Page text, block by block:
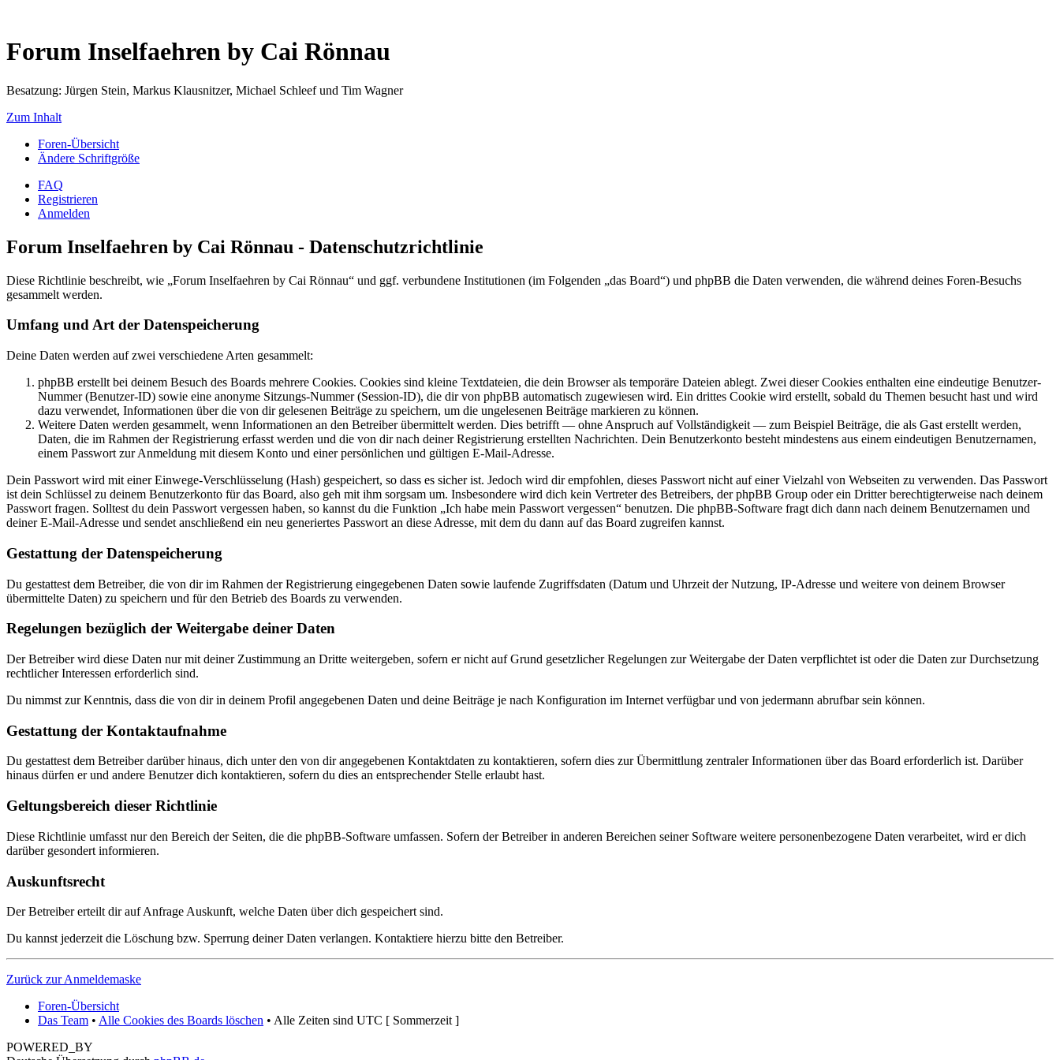
Forum Inselfaehren by Cai Rönnau
Besatzung: Jürgen Stein, Markus Klausnitzer, Michael Schleef und Tim Wagner
Zum Inhalt
Foren-Übersicht
Ändere Schriftgröße
FAQ
Registrieren
Anmelden
Forum Inselfaehren by Cai Rönnau - Datenschutzrichtlinie
Diese Richtlinie beschreibt, wie „Forum Inselfaehren by Cai Rönnau“ und ggf. verbundene Institutionen (im Folgenden „das Board“) und phpBB die Daten verwenden, die während deines Foren-Besuchs
gesammelt werden.
Umfang und Art der Datenspeicherung
Deine Daten werden auf zwei verschiedene Arten gesammelt:
phpBB erstellt bei deinem Besuch des Boards mehrere Cookies. Cookies sind kleine Textdateien, die dein Browser als temporäre Dateien ablegt. Zwei dieser Cookies enthalten eine eindeutige Benutzer-
Nummer (Benutzer-ID) sowie eine anonyme Sitzungs-Nummer (Session-ID), die dir von phpBB automatisch zugewiesen wird. Ein drittes Cookie wird erstellt, sobald du Themen besucht hast und wird
dazu verwendet, Informationen über die von dir gelesenen Beiträge zu speichern, um die ungelesenen Beiträge markieren zu können.
Weitere Daten werden gesammelt, wenn Informationen an den Betreiber übermittelt werden. Dies betrifft — ohne Anspruch auf Vollständigkeit — zum Beispiel Beiträge, die als Gast erstellt werden,
Daten, die im Rahmen der Registrierung erfasst werden und die von dir nach deiner Registrierung erstellten Nachrichten. Dein Benutzerkonto besteht mindestens aus einem eindeutigen Benutzernamen,
einem Passwort zur Anmeldung mit diesem Konto und einer persönlichen und gültigen E-Mail-Adresse.
Dein Passwort wird mit einer Einwege-Verschlüsselung (Hash) gespeichert, so dass es sicher ist. Jedoch wird dir empfohlen, dieses Passwort nicht auf einer Vielzahl von Webseiten zu verwenden. Das Passwort
ist dein Schlüssel zu deinem Benutzerkonto für das Board, also geh mit ihm sorgsam um. Insbesondere wird dich kein Vertreter des Betreibers, der phpBB Group oder ein Dritter berechtigterweise nach deinem
Passwort fragen. Solltest du dein Passwort vergessen haben, so kannst du die Funktion „Ich habe mein Passwort vergessen“ benutzen. Die phpBB-Software fragt dich dann nach deinem Benutzernamen und
deiner E-Mail-Adresse und sendet anschließend ein neu generiertes Passwort an diese Adresse, mit dem du dann auf das Board zugreifen kannst.
Gestattung der Datenspeicherung
Du gestattest dem Betreiber, die von dir im Rahmen der Registrierung eingegebenen Daten sowie laufende Zugriffsdaten (Datum und Uhrzeit der Nutzung, IP-Adresse und weitere von deinem Browser
übermittelte Daten) zu speichern und für den Betrieb des Boards zu verwenden.
Regelungen bezüglich der Weitergabe deiner Daten
Der Betreiber wird diese Daten nur mit deiner Zustimmung an Dritte weitergeben, sofern er nicht auf Grund gesetzlicher Regelungen zur Weitergabe der Daten verpflichtet ist oder die Daten zur Durchsetzung
rechtlicher Interessen erforderlich sind.
Du nimmst zur Kenntnis, dass die von dir in deinem Profil angegebenen Daten und deine Beiträge je nach Konfiguration im Internet verfügbar und von jedermann abrufbar sein können.
Gestattung der Kontaktaufnahme
Du gestattest dem Betreiber darüber hinaus, dich unter den von dir angegebenen Kontaktdaten zu kontaktieren, sofern dies zur Übermittlung zentraler Informationen über das Board erforderlich ist. Darüber
hinaus dürfen er und andere Benutzer dich kontaktieren, sofern du dies an entsprechender Stelle erlaubt hast.
Geltungsbereich dieser Richtlinie
Diese Richtlinie umfasst nur den Bereich der Seiten, die die phpBB-Software umfassen. Sofern der Betreiber in anderen Bereichen seiner Software weitere personenbezogene Daten verarbeitet, wird er dich
darüber gesondert informieren.
Auskunftsrecht
Der Betreiber erteilt dir auf Anfrage Auskunft, welche Daten über dich gespeichert sind.
Du kannst jederzeit die Löschung bzw. Sperrung deiner Daten verlangen. Kontaktiere hierzu bitte den Betreiber.
Zurück zur Anmeldemaske
Foren-Übersicht
Das Team • Alle Cookies des Boards löschen • Alle Zeiten sind UTC [ Sommerzeit ]
POWERED_BY